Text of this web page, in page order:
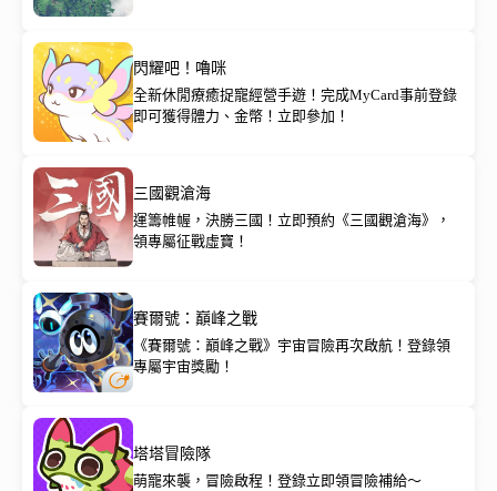
閃耀吧！嚕咪
全新休閒療癒捉寵經營手遊！完成MyCard事前登錄
即可獲得體力、金幣！立即參加！
三國觀滄海
運籌帷幄，決勝三國！立即預約《三國觀滄海》，
領專屬征戰虛寶！
賽爾號：巔峰之戰
《賽爾號：巔峰之戰》宇宙冒險再次啟航！登錄領
專屬宇宙獎勵！
塔塔冒險隊
萌寵來襲，冒險啟程！登錄立即領冒險補給～